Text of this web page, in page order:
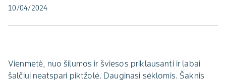
10/04/2024
Vienmetė, nuo šilumos ir šviesos priklausanti ir labai
šalčiui neatspari piktžolė. Dauginasi sėklomis. Šaknis